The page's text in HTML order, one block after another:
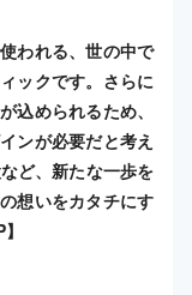
われる、世の中で
ックです。さらに
込められるため、
ンが必要だと考え
ど、新たな一歩を
想いをカタチにす